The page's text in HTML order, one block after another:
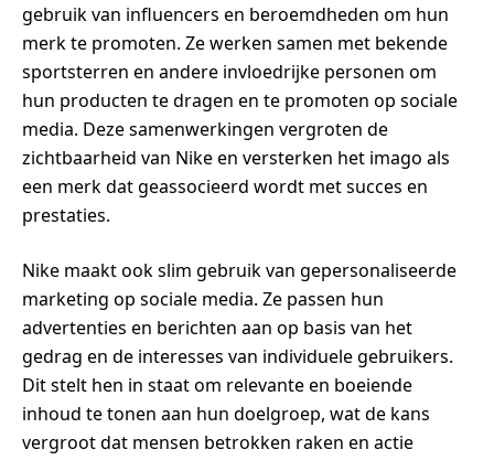
gebruik van influencers en beroemdheden om hun
merk te promoten. Ze werken samen met bekende
sportsterren en andere invloedrijke personen om
hun producten te dragen en te promoten op sociale
media. Deze samenwerkingen vergroten de
zichtbaarheid van Nike en versterken het imago als
een merk dat geassocieerd wordt met succes en
prestaties.
Nike maakt ook slim gebruik van gepersonaliseerde
marketing op sociale media. Ze passen hun
advertenties en berichten aan op basis van het
gedrag en de interesses van individuele gebruikers.
Dit stelt hen in staat om relevante en boeiende
inhoud te tonen aan hun doelgroep, wat de kans
vergroot dat mensen betrokken raken en actie